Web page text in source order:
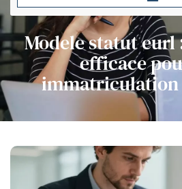
Modele statut eurl
efficace